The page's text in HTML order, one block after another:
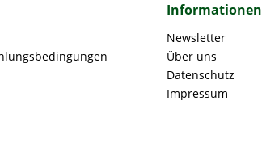
Informationen
Newsletter
Über uns
Datenschutz
Impressum